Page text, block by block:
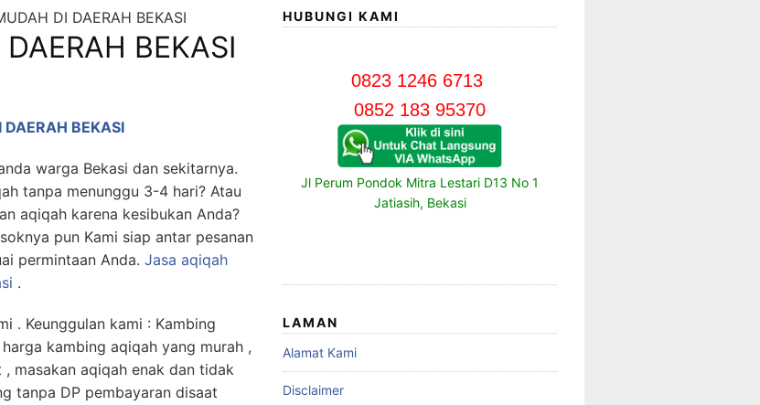
DI DAERAH BEKASI
BEKASI
BEKASI
warga Bekasi dan sekitarnya.
tanpa menunggu 3-4 hari? Atau
aqiqah karena kesibukan Anda?
pun Kami siap antar pesanan
permintaan Anda. Jasa aqiqah
.
Keunggulan kami : Kambing
kambing aqiqah yang murah ,
masakan aqiqah enak dan tidak
tanpa DP pembayaran disaat
HUBUNGI KAMI
0823 1246 6713
0852 183 95370
Jl Perum Pondok Mitra Lestari D13 No 1
Jatiasih, Bekasi
LAMAN
Alamat Kami
Disclaimer